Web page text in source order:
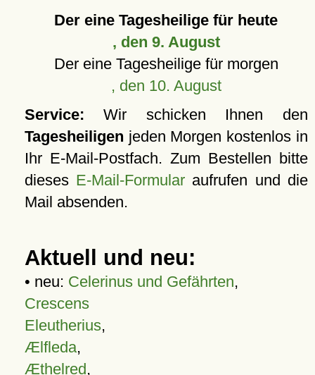
Der eine Tagesheilige für heute
, den 9. August
Der eine Tagesheilige für morgen
, den 10. August
Service: Wir schicken Ihnen den
Tagesheiligen jeden Morgen kostenlos in
Ihr E-Mail-Postfach. Zum Bestellen bitte
dieses E-Mail-Formular aufrufen und die
Mail absenden.
Aktuell und neu:
• neu: Celerinus und Gefährten,
Crescens
Eleutherius,
Ælfleda,
Æthelred,